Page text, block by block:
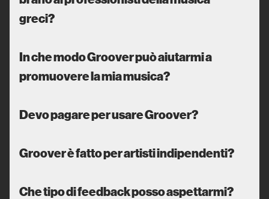
greci?
In che modo Groover può aiutarmi a
promuovere la mia musica?
Devo pagare per usare Groover?
Groover è fatto per artisti indipendenti?
Che tipo di feedback posso aspettarmi?